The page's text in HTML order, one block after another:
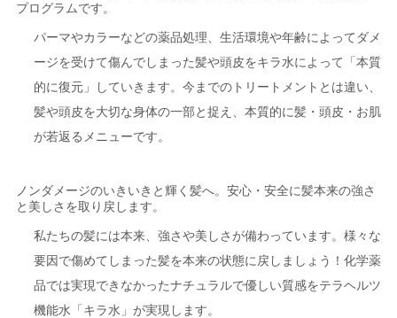
プログラムです。
パーマやカラーなどの薬品処理、生活環境や年齢によってダメ
ージを受けて傷んでしまった髪や頭皮をキラ水によって「本質
的に復元」していきます。今までのトリートメントとは違い、
髪や頭皮を大切な身体の一部と捉え、本質的に髪・頭皮・お肌
が若返るメニューです。
ノンダメージのいきいきと輝く髪へ。安心・安全に髪本来の強さ
と美しさを取り戻します。
私たちの髪には本来、強さや美しさが備わっています。様々な
要因で傷めてしまった髪を本来の状態に戻しましょう！化学薬
品では実現できなかったナチュラルで優しい質感をテラヘルツ
機能水「キラ水」が実現します。